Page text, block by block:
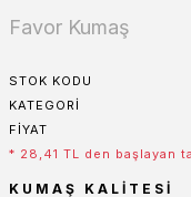
Favor Kumaş
STOK KODU
KATEGORI
FIYAT
* 28,41 TL den başlayan
KUMAŞ KALITESI